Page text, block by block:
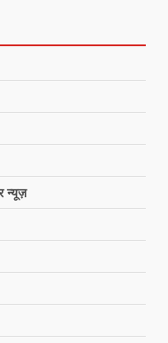
न्यूज़